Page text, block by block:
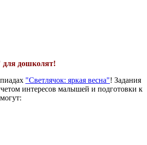
дошколят!
"Светлячок: яркая весна"! Задания
интересов малышей и подготовки к